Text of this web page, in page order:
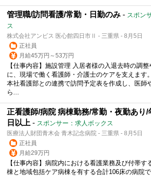
管理職/訪問看護/常勤・日勤のみ - スポン
ス
株式会社アンビス 医心館四日市Ⅱ - 三重県 - 8月5日
正社員
月給45万円～53万円
【仕事内容】施設管理 入居者様の入退去時の調
に、現場で働く看護師・介護士のケアを支えます
本社看護部との連携で訪問予定表を作成し、医師
ら...
正看護師/病院 病棟勤務/常勤・夜勤あり/
日以上 - スポンサー：求人ボックス
医療法人財団青木会 青木記念病院 - 三重県 - 8月5日
正社員
月給29万円
【仕事内容】病院内における看護業務及び付帯す
棟と地域包括ケア病棟を有する合計106床の病院